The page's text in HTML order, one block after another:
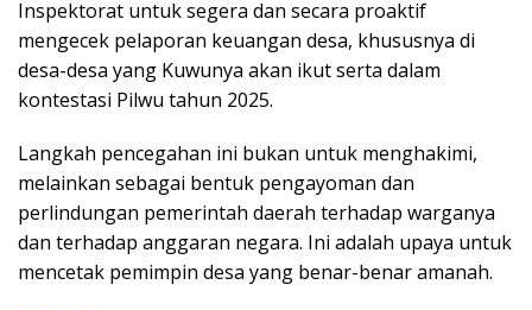
Inspektorat untuk segera dan secara proaktif
mengecek pelaporan keuangan desa, khususnya di
desa-desa yang Kuwunya akan ikut serta dalam
kontestasi Pilwu tahun 2025.
​Langkah pencegahan ini bukan untuk menghakimi,
melainkan sebagai bentuk pengayoman dan
perlindungan pemerintah daerah terhadap warganya
dan terhadap anggaran negara. Ini adalah upaya untuk
mencetak pemimpin desa yang benar-benar amanah.